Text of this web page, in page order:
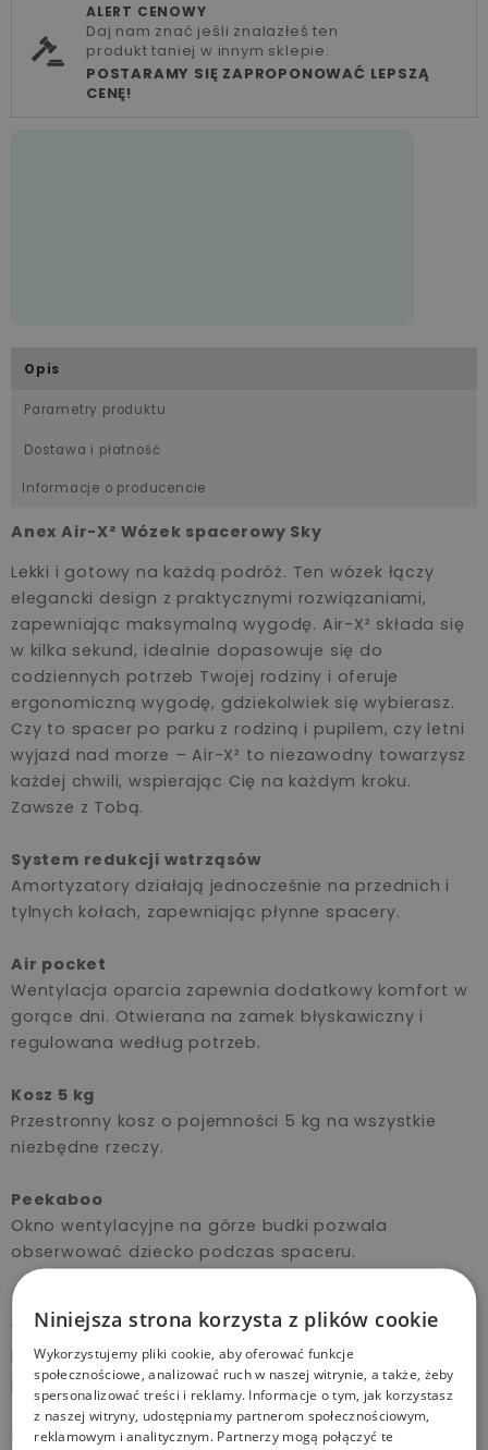
ALERT CENOWY
Daj nam znać jeśli znalazłeś ten
produkt taniej w innym sklepie.
POSTARAMY SIĘ ZAPROPONOWAĆ LEPSZĄ
CENĘ!
Opis
Parametry produktu
Dostawa i płatność
Informacje o producencie
Anex Air-X² Wózek spacerowy Sky
Lekki i gotowy na każdą podróż. Ten wózek łączy
elegancki design z praktycznymi rozwiązaniami,
zapewniając maksymalną wygodę. Air-X² składa się
w kilka sekund, idealnie dopasowuje się do
codziennych potrzeb Twojej rodziny i oferuje
ergonomiczną wygodę, gdziekolwiek się wybierasz.
Czy to spacer po parku z rodziną i pupilem, czy letni
wyjazd nad morze – Air-X² to niezawodny towarzysz
każdej chwili, wspierając Cię na każdym kroku.
Zawsze z Tobą.
System redukcji wstrząsów
Amortyzatory działają jednocześnie na przednich i
tylnych kołach, zapewniając płynne spacery.
Air pocket
Wentylacja oparcia zapewnia dodatkowy komfort w
gorące dni. Otwierana na zamek błyskawiczny i
regulowana według potrzeb.
Kosz 5 kg
Przestronny kosz o pojemności 5 kg na wszystkie
niezbędne rzeczy.
Peekaboo
Okno wentylacyjne na górze budki pozwala
obserwować dziecko podczas spaceru.
Tkaniny ochronne
Wodoodporne wykończenie zapobiega wchłanianiu
kropel wody, a technologia UV 50+ blokuje 98%
promieni słonecznych.
Lekkość i wygoda w podróży
Niniejsza strona korzysta z plików cookie
Wykorzystujemy pliki cookie, aby oferować funkcje
społecznościowe, analizować ruch w naszej witrynie, a także, żeby
spersonalizować treści i reklamy. Informacje o tym, jak korzystasz
z naszej witryny, udostępniamy partnerom społecznościowym,
reklamowym i analitycznym. Partnerzy mogą połączyć te